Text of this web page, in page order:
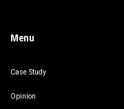
Menu
Case Study
Opinion